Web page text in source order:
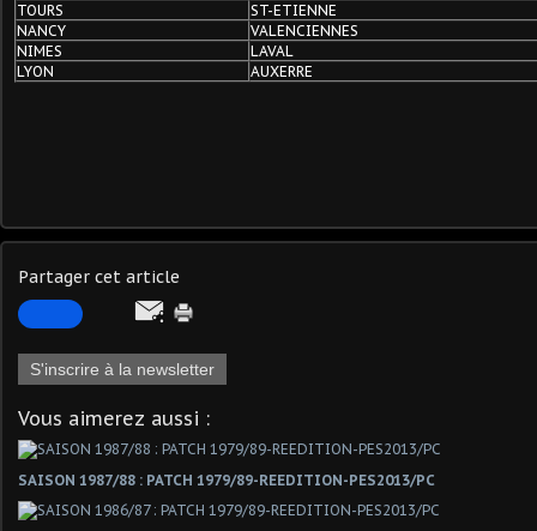
TOURS
ST-ETIENNE
NANCY
VALENCIENNES
NIMES
LAVAL
LYON
AUXERRE
Partager cet article
S'inscrire à la newsletter
Vous aimerez aussi :
SAISON 1987/88 : PATCH 1979/89-REEDITION-PES2013/PC